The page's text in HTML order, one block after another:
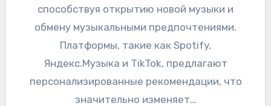
способствуя открытию новой музыки и
обмену музыкальными предпочтениями.
Платформы, такие как Spotify,
Яндекс.Музыка и TikTok, предлагают
персонализированные рекомендации, что
значительно изменяет…